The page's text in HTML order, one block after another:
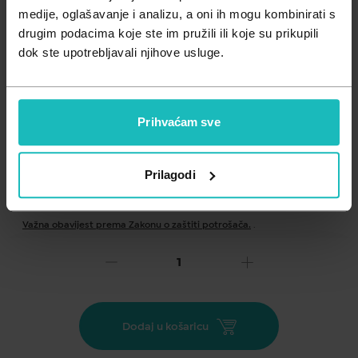
medije, oglašavanje i analizu, a oni ih mogu kombinirati s
drugim podacima koje ste im pružili ili koje su prikupili
dok ste upotrebljavali njihove usluge.
Prihvaćam sve
Prilagodi
Zdravlje muškarca
Zdravlje žene
Minerali
Probiotici i prebiotici
Dodaj na listu želja
Važna obavijest prema Zakonu o zaštiti potrošača. .
SUMMER25
Kapsule sa 100 % organskim eteričnim uljima, uključujući
Dodaj u košaricu